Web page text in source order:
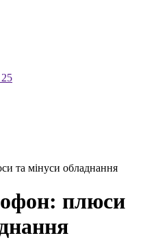
та мінуси обладнання
плюси